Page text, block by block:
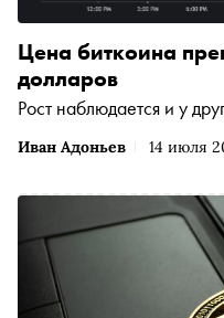
Иван Адоньев 14 июля
Цена биткоина
долларов
Рост наблюдается и у